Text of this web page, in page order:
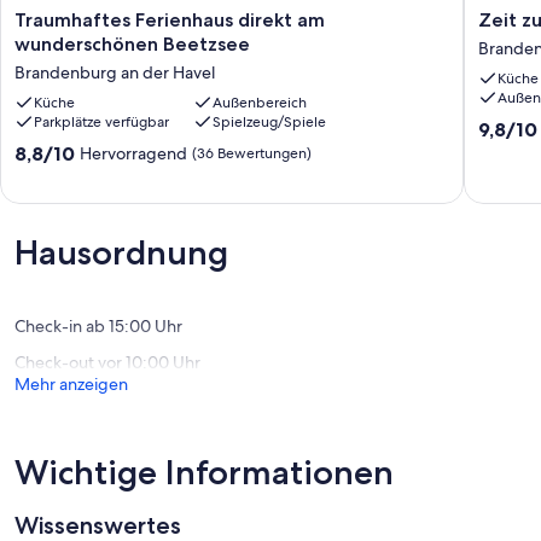
Traumhaftes
Ferienhaus
am
wunderschönen
Beetzsee
Brandenburg
an
Traumhaftes Ferienhaus direkt am
wunderschönen Beetzsee
Brandenburg an der Havel
Küche
Außenbereich
Parkplätze verfügbar
Spielzeug/Spiele
8.8
(36
Bewertungen)
8,8/10 Hervorragend (36 Bewertungen)
Zeit
zu
Zweit
an
der
Zeit
Küche
9.8
9,8/10
Hausordnung
Check-in ab 15:00 Uhr
Check-out vor 10:00 Uhr
Mehr anzeigen
Wichtige Informationen
Wissenswertes